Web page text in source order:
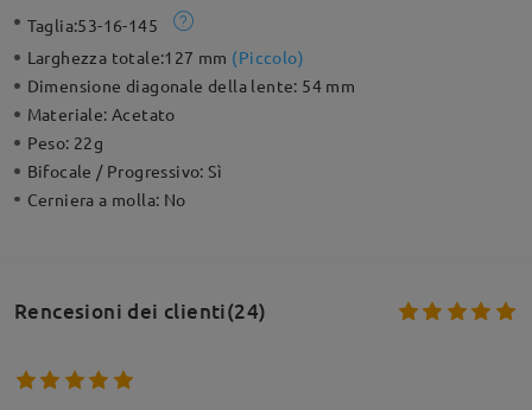
Taglia:53-16-145
Larghezza totale:127 mm (Piccolo)
Dimensione diagonale della lente: 54 mm
Materiale:Acetato
Peso: 22g
Bifocale / Progressivo:Sì
Cerniera a molla: No
Rencesioni dei clienti(24)